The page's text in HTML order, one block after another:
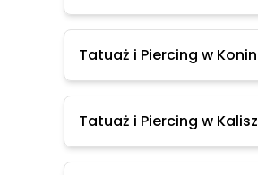
Tatuaż i Piercing w Konin
Tatuaż i Piercing w Kalisz